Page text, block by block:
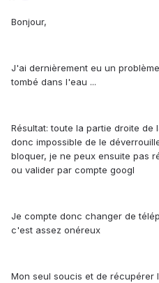
Bonjour,
J'ai dernièrement eu un
tombé dans l'eau ...
Résultat: toute la partie droite
donc impossible de le
bloquer, je ne peux ensuite pas
ou valider par compte googl
Je compte donc changer de
c'est assez onéreux
Mon seul soucis et de récupérer